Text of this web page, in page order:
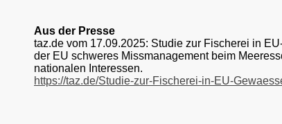
Aus der Presse
taz.de vom 17.09.2025: Studie zur Fischerei in
der EU schweres Missmanagement beim
nationalen Interessen.
https://taz.de/Studie-zur-Fischerei-in-EU-